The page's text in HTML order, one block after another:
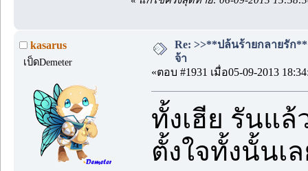
kasarus
เป็ดDemeter
Re: >>**ปล้นร้ายกลายรัก
จ้า
«ตอบ #1931 เมื่อ05-09-2013
ทั้งเฮีย รันแล้
ตั้งใจทั้งนั้นเ